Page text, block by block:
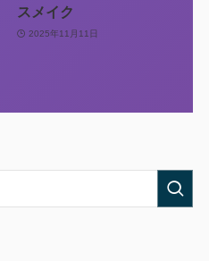
スメイク
2025年11月11日